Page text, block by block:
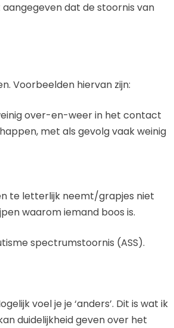
dat de stoornis van
Voorbeelden hiervan zijn:
over-en-weer in het contact
met als gevolg vaak weinig
te letterlijk neemt/grapjes niet
waarom iemand boos is.
spectrumstoornis (ASS).
voel je je ‘anders’. Dit is wat ik
duidelijkheid geven over het